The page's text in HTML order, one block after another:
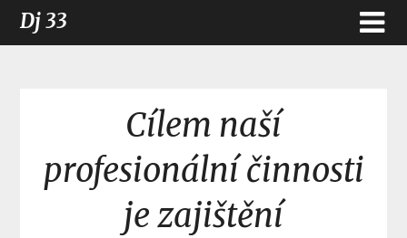
Dj 33
Cílem naší
profesionální činnosti
je zajištění